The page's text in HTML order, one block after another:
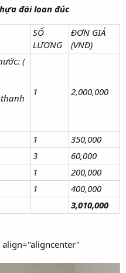
đài loan đúc
SỐ
LƯỢNG
ĐƠN GIÁ
(VNĐ)
(
1 2,000,000
1
350,000
3
60,000
1
200,000
1
400,000
3,010,000